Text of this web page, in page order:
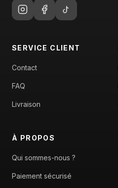
SERVICE CLIENT
Contact
FAQ
Livraison
À PROPOS
Qui sommes-nous ?
Paiement sécurisé